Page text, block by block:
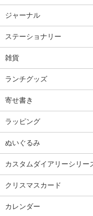
ジャーナル
ステーショナリー
雑貨
ランチグッズ
寄せ書き
ラッピング
ぬいぐるみ
カスタムダイアリーシリー
クリスマスカード
カレンダー